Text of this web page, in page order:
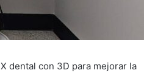
dental con 3D para mejorar la